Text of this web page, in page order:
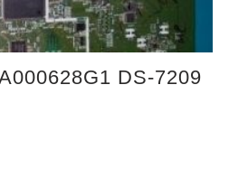
DS-7209